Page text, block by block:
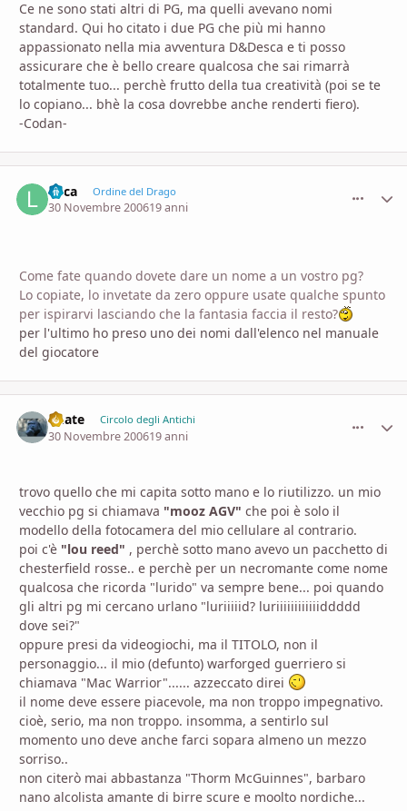
Ce ne sono stati altri di PG, ma quelli avevano nomi
standard. Qui ho citato i due PG che più mi hanno
appassionato nella mia avventura D&Desca e ti posso
assicurare che è bello creare qualcosa che sai rimarrà
totalmente tuo... perchè frutto della tua creatività (poi se te
lo copiano... bhè la cosa dovrebbe anche renderti fiero).
-Codan-
Luca Ordine del Drago
30 Novembre 200619 anni
Come fate quando dovete dare un nome a un vostro pg?
Lo copiate, lo invetate da zero oppure usate qualche spunto
per ispirarvi lasciando che la fantasia faccia il resto?
per l'ultimo ho preso uno dei nomi dall'elenco nel manuale
del giocatore
Phate Circolo degli Antichi
30 Novembre 200619 anni
trovo quello che mi capita sotto mano e lo riutilizzo. un mio
vecchio pg si chiamava "mooz AGV" che poi è solo il
modello della fotocamera del mio cellulare al contrario.
poi c'è "lou reed" , perchè sotto mano avevo un pacchetto di
chesterfield rosse.. e perchè per un necromante come nome
qualcosa che ricorda "lurido" va sempre bene... poi quando
gli altri pg mi cercano urlano "luriiiiid? luriiiiiiiiiiiiddddd
dove sei?"
oppure presi da videogiochi, ma il TITOLO, non il
personaggio... il mio (defunto) warforged guerriero si
chiamava "Mac Warrior"...... azzeccato direi
il nome deve essere piacevole, ma non troppo impegnativo.
cioè, serio, ma non troppo. insomma, a sentirlo sul
momento uno deve anche farci sopara almeno un mezzo
sorriso..
non citerò mai abbastanza "Thorm McGuinnes", barbaro
nano alcolista amante di birre scure e moolto nordiche...